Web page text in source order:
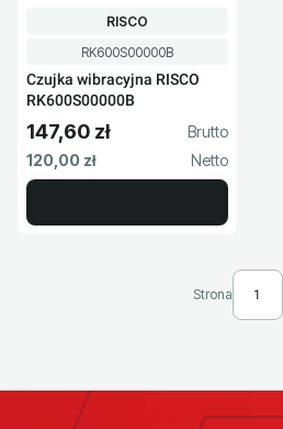
Kod produktu
RK600S00000B
Czujka wibracyjna RISCO
RK600S00000B
PRODUCENT
RISCO
Cena brutto
147,60 zł
Cena netto
120,00 zł
Strona